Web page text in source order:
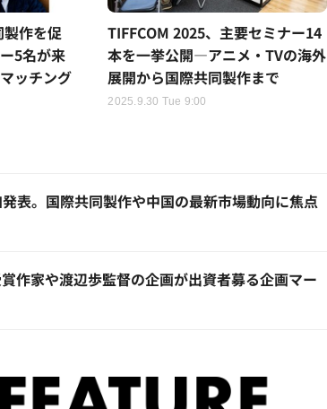
作を促
5名が来
ッチング
TIFFCOM 2025、主要セミナー14
本を一挙公開―アニメ・TVの海外
展開から国際共同製作まで
2025.9.30 Tue 9:00
表。国際共同製作や中国の最新市場動向に焦点
作家や渡辺歩監督の企画が出資者募る企画マー